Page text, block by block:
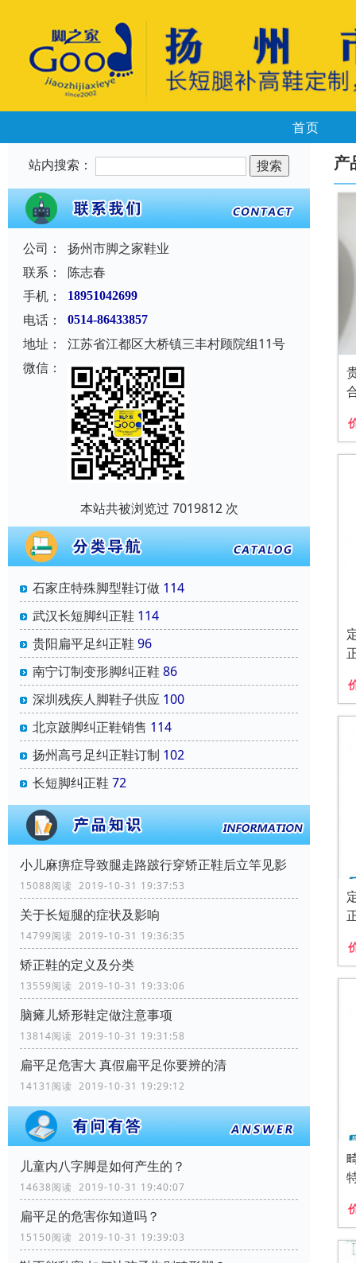
首页
站内搜索：
公司：
扬州市脚之家鞋业
联系：
陈志春
手机：
18951042699
电话： 0514-86433857
地址：
江苏省江都区大桥镇三丰村顾院组11号
微信：
本站共被浏览过 7019812 次
石家庄特殊脚型鞋订做 114
武汉长短脚纠正鞋 114
贵阳扁平足纠正鞋 96
南宁订制变形脚纠正鞋 86
深圳残疾人脚鞋子供应 100
北京跛脚纠正鞋销售 114
扬州高弓足纠正鞋订制 102
长短脚纠正鞋 72
小儿麻痹症导致腿走路跛行穿矫正鞋后立竿见影
15088阅读 2019-10-31 19:37:53
关于长短腿的症状及影响
14799阅读 2019-10-31 19:36:35
矫正鞋的定义及分类
13559阅读 2019-10-31 19:33:06
脑瘫儿矫形鞋定做注意事项
13814阅读 2019-10-31 19:31:58
扁平足危害大 真假扁平足你要辨的清
14131阅读 2019-10-31 19:29:12
儿童内八字脚是如何产生的？
14638阅读 2019-10-31 19:40:07
扁平足的危害你知道吗？
15150阅读 2019-10-31 19:39:03
产